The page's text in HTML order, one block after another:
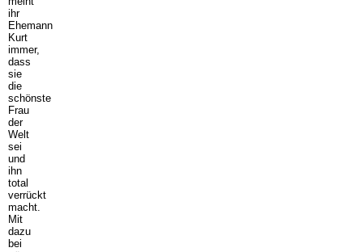
ihr
Ehemann
Kurt
immer,
dass
sie
die
schönste
Frau
der
Welt
sei
und
ihn
total
verrückt
macht.
Mit
dazu
bei